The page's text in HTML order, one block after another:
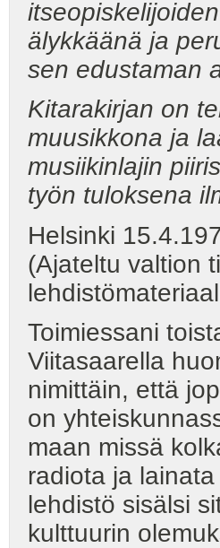
älykkäänä ja
sen edustaman
Kitarakirjan on
muusikkona ja
musiikinlajin
työn tuloksena
Helsinki
(Ajateltu valtion
Toimiessani
Viitasaarella
nimittäin, että
on
maan missä
radiota ja
lehdistö sisälsi
kulttuurin